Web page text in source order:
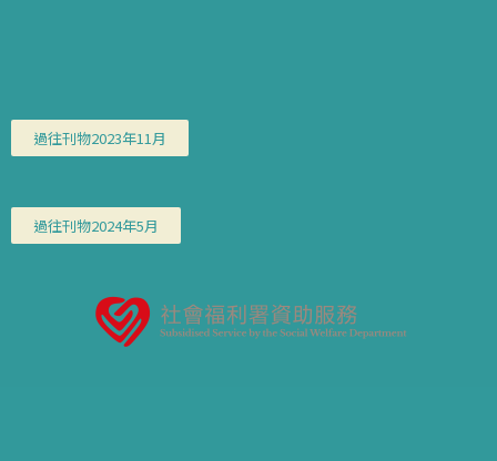
過往刊物2023年11月
過往刊物2024年5月